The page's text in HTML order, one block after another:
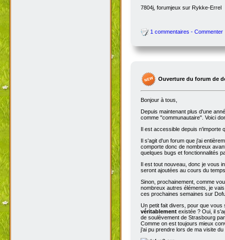
7804j, forumjeux sur Rykke-Errel
1 commentaires - Commenter
Ouverture du forum de
Bonjour à tous,
Depuis maintenant plus d'une
comme "communautaire". Voici
Il est accessible depuis n'importe
Il s'agit d'un forum que j'ai
comporte donc de nombreux
quelques bugs et fonctionnalités
Il est tout nouveau, donc je vous
seront ajoutées au cours du
Sinon, prochainement, comme
nombreux autres éléments, je
ces prochaines semaines sur
Un petit fait divers, pour que vous
véritablement existée ? Oui, il
de soulèvement de Strasbourg
Comme on est toujours mieux
j'ai pu prendre lors de ma visite